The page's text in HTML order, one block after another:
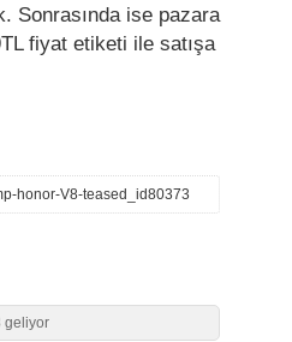
Sonrasında ise pazara
fiyat etiketi ile satışa
honor-V8-teased_id80373
geliyor